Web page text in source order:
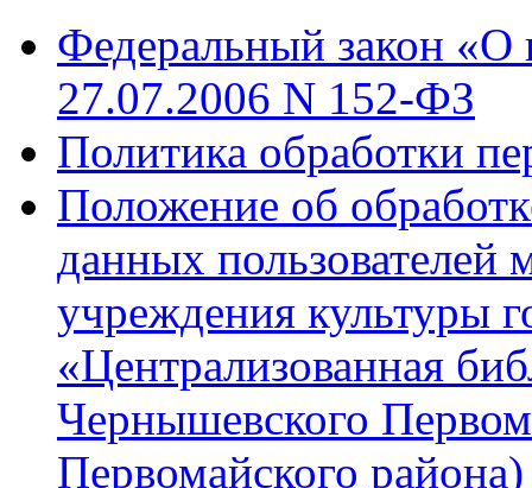
Федеральный закон «О
27.07.2006 N 152-ФЗ
Политика обработки
Положение об
данных пользователей
учреждения культуры
«Централизованная
Чернышевского
Первомайского района)